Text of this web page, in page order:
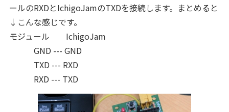
ールのRXDとIchigoJamのTXDを接続します。まとめると
↓こんな感じです。
モジュール IchigoJam
GND --- GND
TXD --- RXD
RXD --- TXD